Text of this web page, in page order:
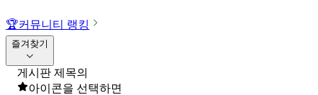
🏆커뮤니티 랭킹
즐겨찾기
게시판 제목의
아이콘을 선택하면